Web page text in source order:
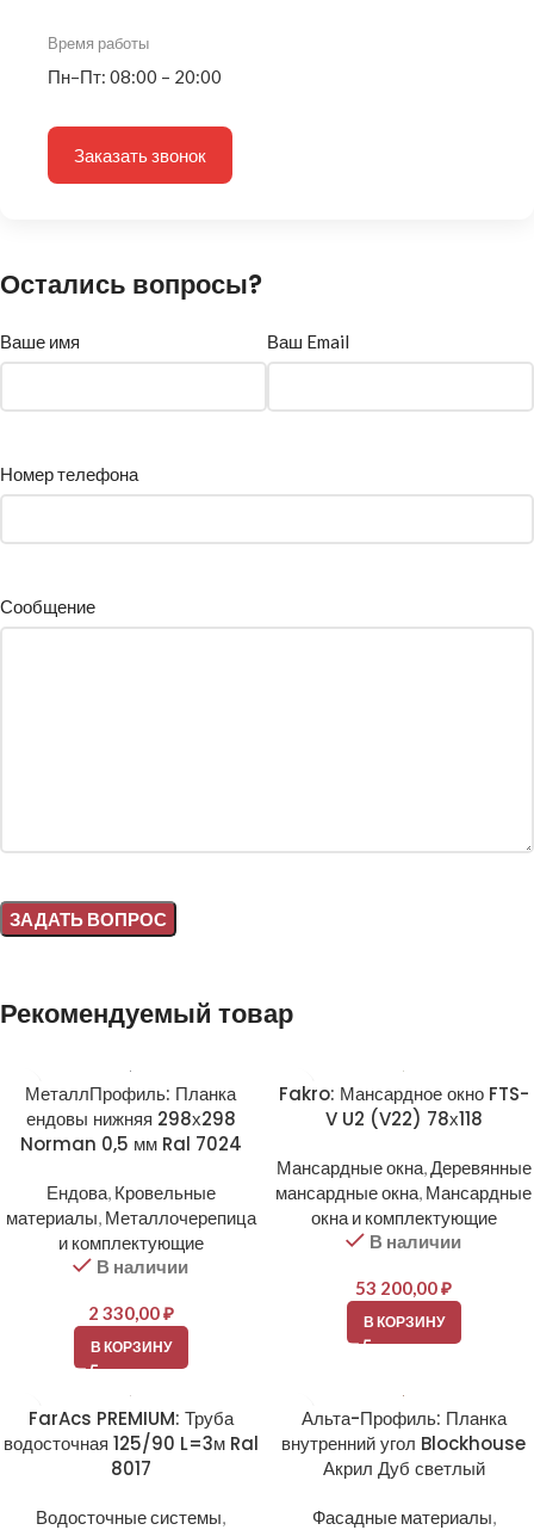
Время работы
Пн–Пт: 08:00 – 20:00
Заказать звонок
Остались вопросы?
Ваше имя Ваш Email
Номер телефона
Сообщение
Рекомендуемый товар
МеталлПрофиль: Планка
ендовы нижняя 298х298
Norman 0,5 мм Ral 7024
Ендова, Кровельные
материалы, Металлочерепица
и комплектующие
В наличии
2 330,00₽
В КОРЗИНУ
Fakro: Мансардное окно FTS-
V U2 (V22) 78х118
Мансардные окна,Деревянные
мансардные окна, Мансардные
окна и комплектующие
В наличии
53 200,00₽
В КОРЗИНУ
FarAcs PREMIUM: Труба
водосточная 125/90 L=3м Ral
8017
Водосточные системы,
Альта-Профиль: Планка
внутренний угол Blockhouse
Акрил Дуб светлый
Фасадные материалы,